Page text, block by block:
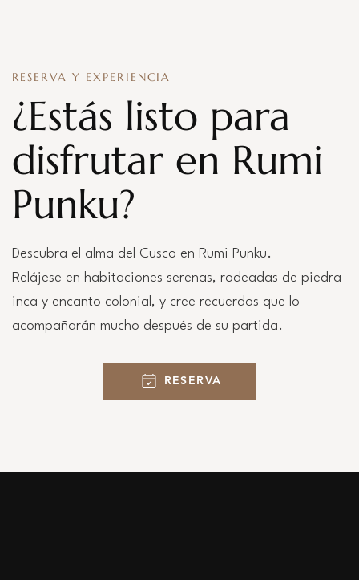
RESERVA Y EXPERIENCIA
¿Estás listo para
disfrutar en Rumi
Punku?
Descubra el alma del Cusco en Rumi Punku.
Relájese en habitaciones serenas, rodeadas de piedra
inca y encanto colonial, y cree recuerdos que lo
acompañarán mucho después de su partida.
RESERVA